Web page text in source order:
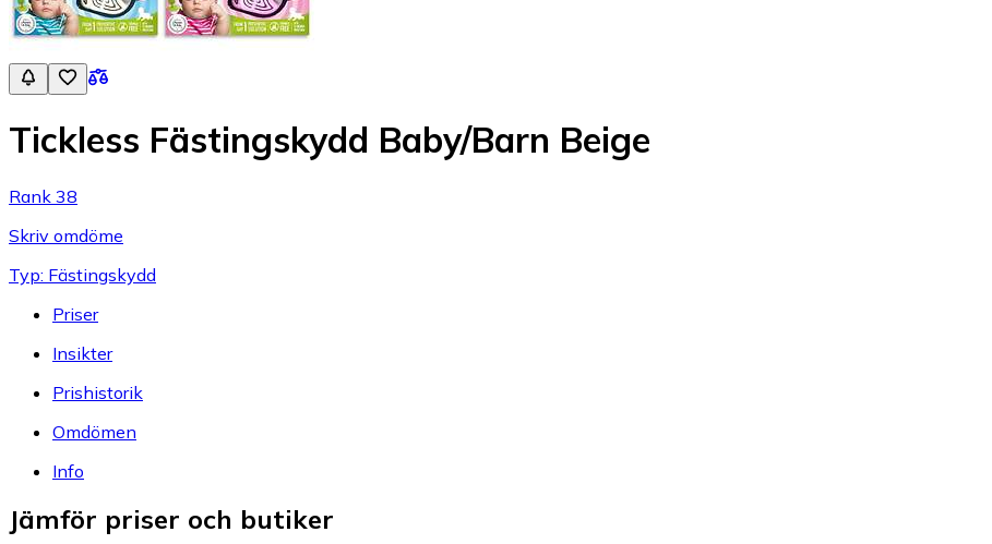
Tickless Fästingskydd Baby/Barn Beige
Rank 38
Skriv omdöme
Typ: Fästingskydd
Priser
Insikter
Prishistorik
Omdömen
Info
Jämför priser och butiker